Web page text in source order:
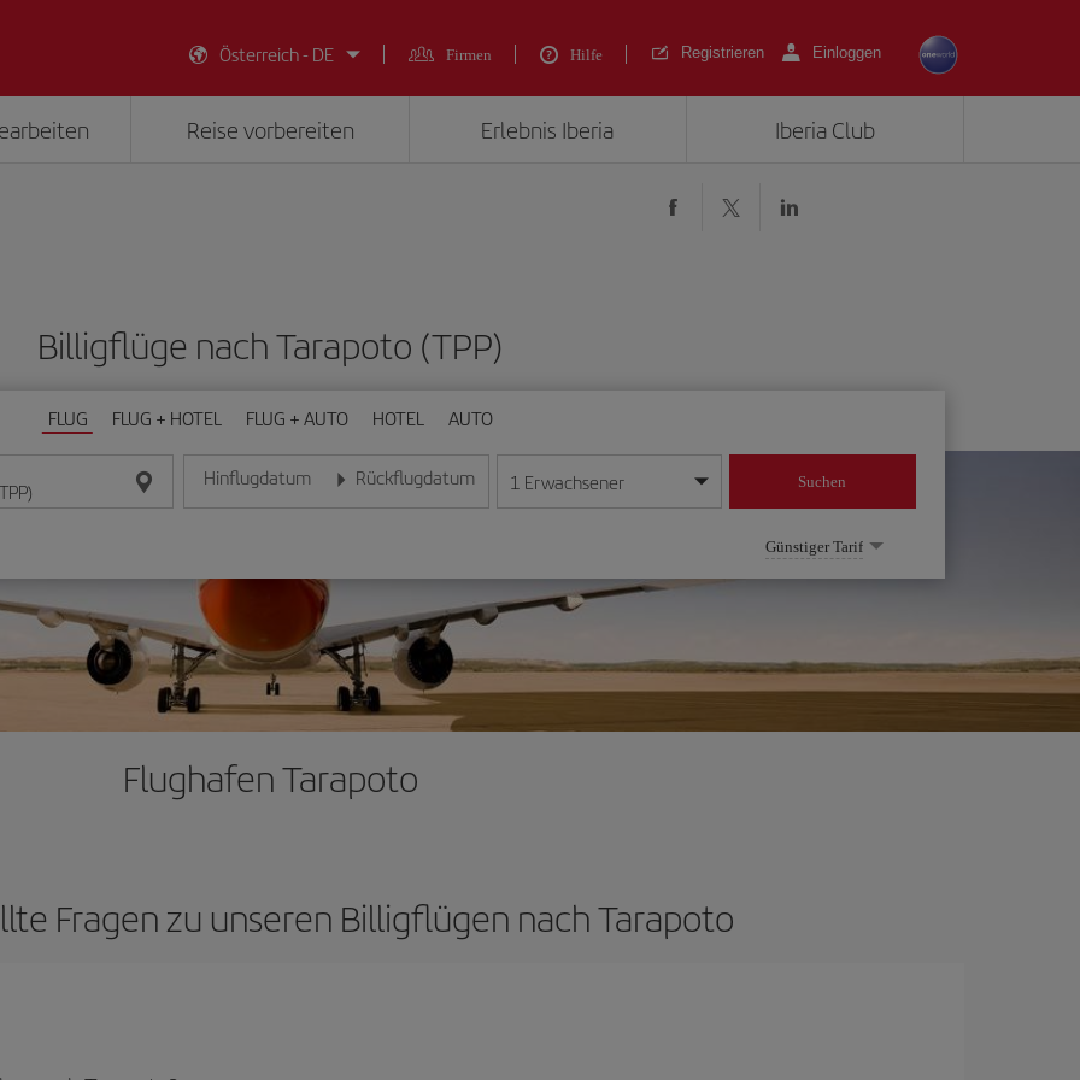
Österreich - DE
Firmen Hilfe Registrieren Einloggen
Reise vorbereiten Erlebnis Iberia Iberia Club
Billigflüge nach Tarapoto (TPP)
FLUG FLUG + HOTEL FLUG + AUTO HOTEL AUTO
Hinflugdatum
Geben Sie das Datum im Format Tag/Monat/Jahr ein
Rückflugdatum
Geben Sie das Datum im Format Tag/Monat/Jahr ein
1 Erwachsener Suchen
Günstiger Tarif
Flughafen Tarapoto
Fragen zu unseren Billigflügen nach Tarapoto